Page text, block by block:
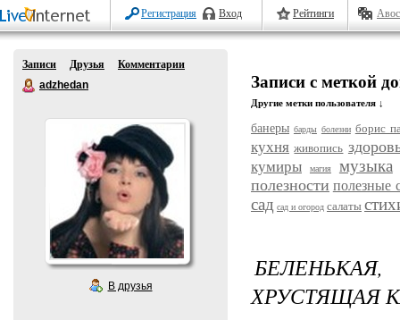
Регистрация Вход Рейтинги
Записи Друзья
Комментарии
adzhedan
В друзья
Записи с меткой
Другие метки пользователя ↓
банеры барды болезни борис
кухня живопись
кумиры магия музыка
полезности полезные
сад сад и огород салаты
ХРУСТЯЩАЯ